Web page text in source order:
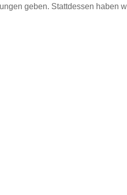
geben. Stattdessen haben